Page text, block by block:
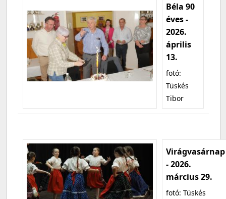
Béla 90
éves -
2026.
április
13.
fotó:
Tüskés
Tibor
Virágvasárnap
- 2026.
március 29.
fotó: Tüskés